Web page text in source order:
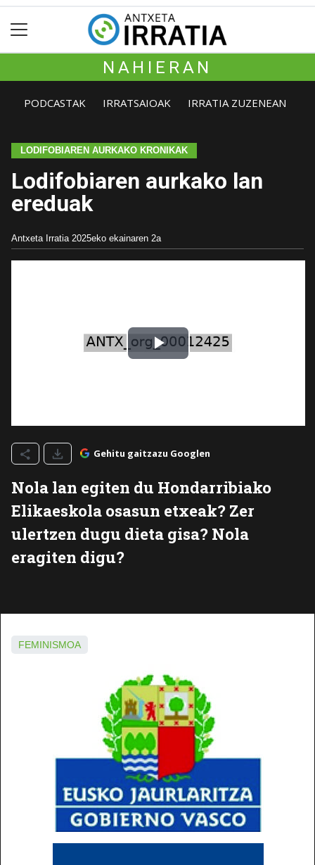
NAHIERAN
PODCASTAK IRRATSAIOAK IRRATIA ZUZENEAN
LODIFOBIAREN AURKAKO KRONIKAK
Lodifobiaren aurkako lan
ereduak
Antxeta Irratia 2025eko ekainaren 2a
Gehitu gaitzazu Googlen
Nola lan egiten du Hondarribiako
Elikaeskola osasun etxeak? Zer
ulertzen dugu dieta gisa? Nola
eragiten digu?
FEMINISMOA